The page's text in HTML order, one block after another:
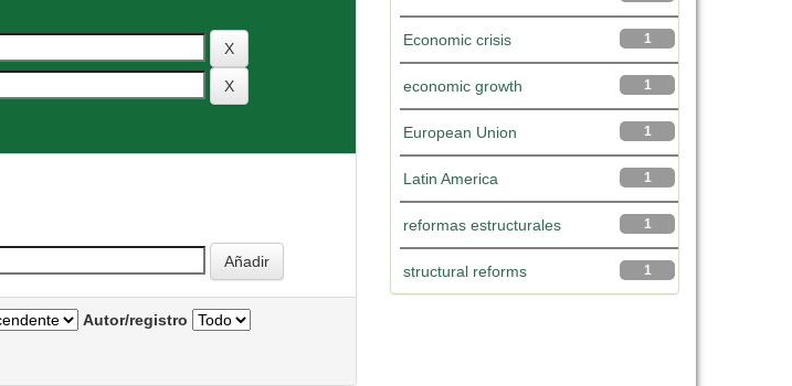
Autor/registro
1
Economic crisis
1
economic growth
1
European Union
1
Latin America
1
reformas estructurales
1
structural reforms